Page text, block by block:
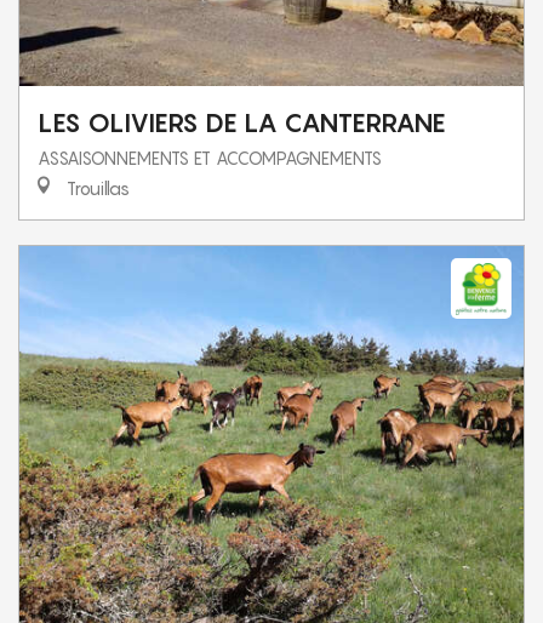
LES OLIVIERS DE LA CANTERRANE
ASSAISONNEMENTS ET ACCOMPAGNEMENTS
Trouillas